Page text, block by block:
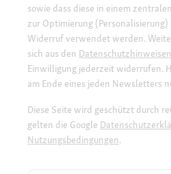
sowie dass diese in einem
zur Optimierung
Widerruf verwendet werden.
sich aus den
Einwilligung jederzeit widerrufen.
am Ende eines jeden Newsletters
Diese Seite wird geschützt durch
gelten die Google
Nutzungsbedingungen.